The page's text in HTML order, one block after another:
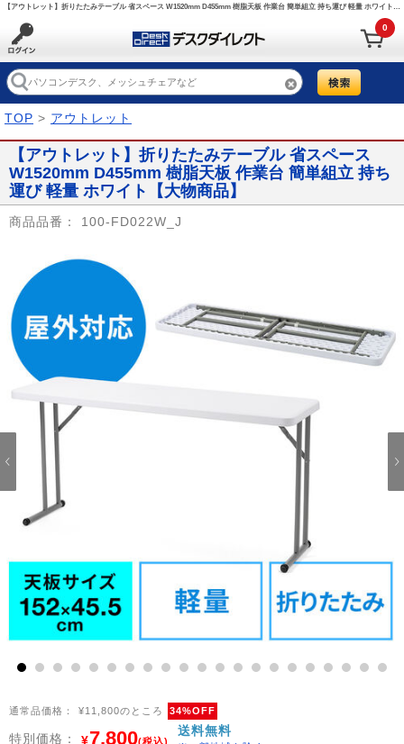
【アウトレット】折りたたみテーブル 省スペース W1520mm D455mm 樹脂天板 作業台 簡単組立 持ち運び 軽量 ホワイト/100-FD022W_J【デスクダイレクト】
0
TOP > アウトレット
【アウトレット】折りたたみテーブル 省スペース
W1520mm D455mm 樹脂天板 作業台 簡単組立 持ち
運び 軽量 ホワイト【大物商品】
商品品番： 100-FD022W_J
10 11 12 13 14 15 16 17 18 19 20
通常品価格： ¥11,800のところ 34%OFF
特別価格： ¥7,800(税込)
送料無料